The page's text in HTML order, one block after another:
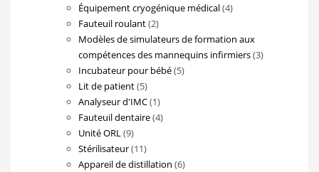
produits
Équipement cryogénique médical 44
Fauteuil roulant 22
produits
Modèles de simulateurs de formation aux
compétences des mannequins infirmiers 33
Incubateur pour bébé 55
Lit de patient 55
produits
Analyseur d'IMC 11
produit
Fauteuil dentaire 44
Unité ORL 99
produits
Stérilisateur 1111
produits
Appareil de distillation 66